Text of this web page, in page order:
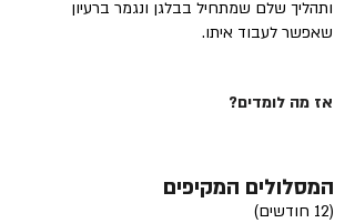
ותהליך שלם שמתחיל בבלגן ונגמר ברעיון
שאפשר לעבוד איתו.
אז מה לומדים?
המסלולים המקיפים
(12 חודשים)